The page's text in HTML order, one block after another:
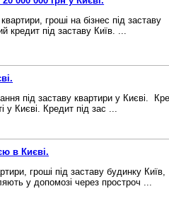
гроші на бізнес під заставу
кредит під заставу Київ. ...
під заставу квартири у Києві.
у Києві. Кредит під зас ...
в Києві.
гроші під заставу будинку Київ,
у допомозі через простроч ...